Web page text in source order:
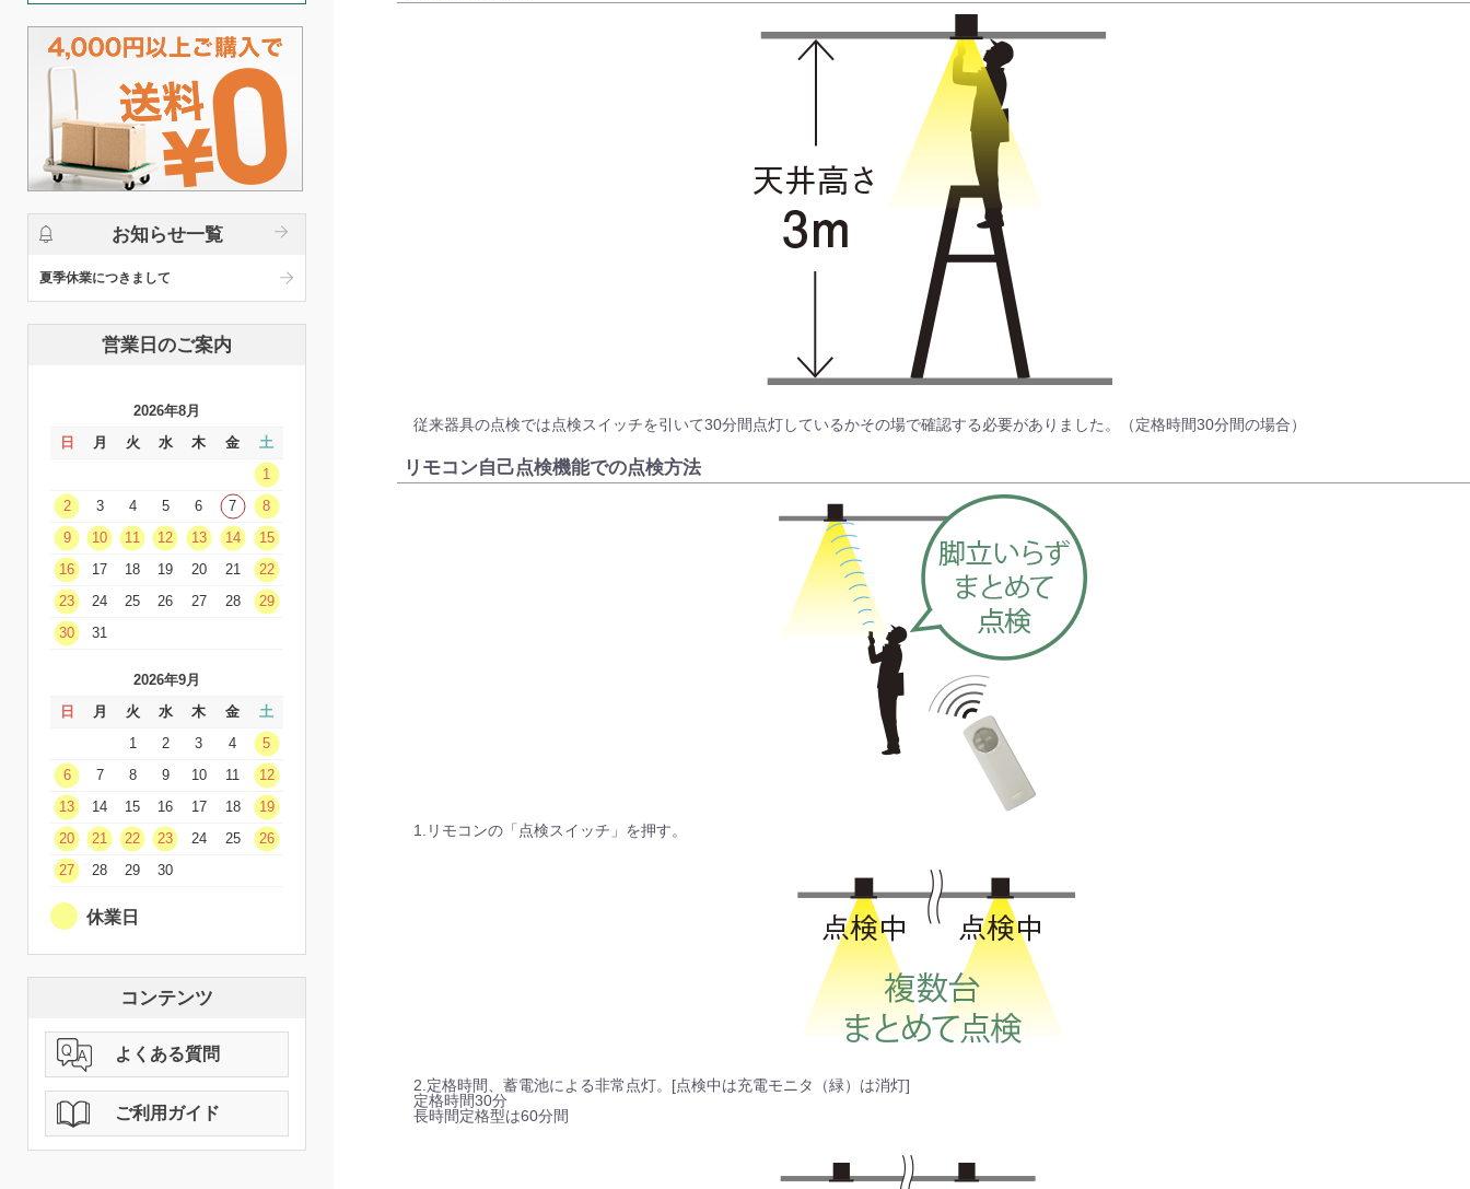
お知らせ一覧
夏季休業につきまして
営業日のご案内
2026年8月
日
月 火 水 木 金
土
1
2
3 4 5 6 7
8
9
10 11 12 13 14
15
16
17 18 19 20 21
22
23
24 25 26 27 28
29
30
31
2026年9月
日
月 火 水 木 金
土
1
2 3 4
5
6
7 8 9 10 11
12
13
14 15 16 17 18
19
20
21 22 23 24 25
26
27
28 29 30
休業日
コンテンツ
よくある質問
ご利用ガイド
従来器具の点検では点検スイッチを引いて30分間点灯しているかその場で確認する必要がありました。（定格時間30分間の場合）
リモコン自己点検機能での点検方法
1.リモコンの「点検スイッチ」を押す。
2.定格時間、蓄電池による非常点灯。[点検中は充電モニタ（緑）は消灯]
定格時間30分
長時間定格型は60分間